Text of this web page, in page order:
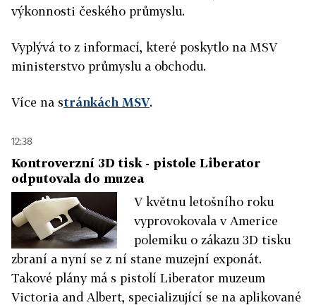
výkonnosti českého průmyslu.
Vyplývá to z informací, které poskytlo na MSV
ministerstvo průmyslu a obchodu.
Více na stránkách MSV.
12:38
Kontroverzní 3D tisk - pistole Liberator
odputovala do muzea
V květnu letošního roku
vyprovokovala v Americe
polemiku o zákazu 3D tisku
zbraní a nyní se z ní stane muzejní exponát.
Takové plány má s pistolí Liberator muzeum
Victoria and Albert, specializující se na aplikované